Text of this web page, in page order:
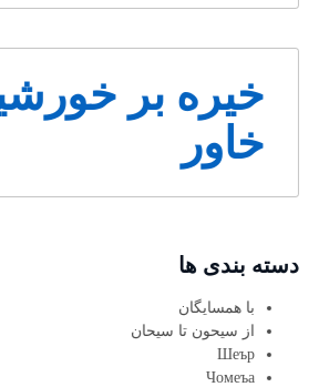
خیره بر
خاور
دسته بندی ها
با همسایگان
از سیحون تا سیحان
Шеър
Чомеъа